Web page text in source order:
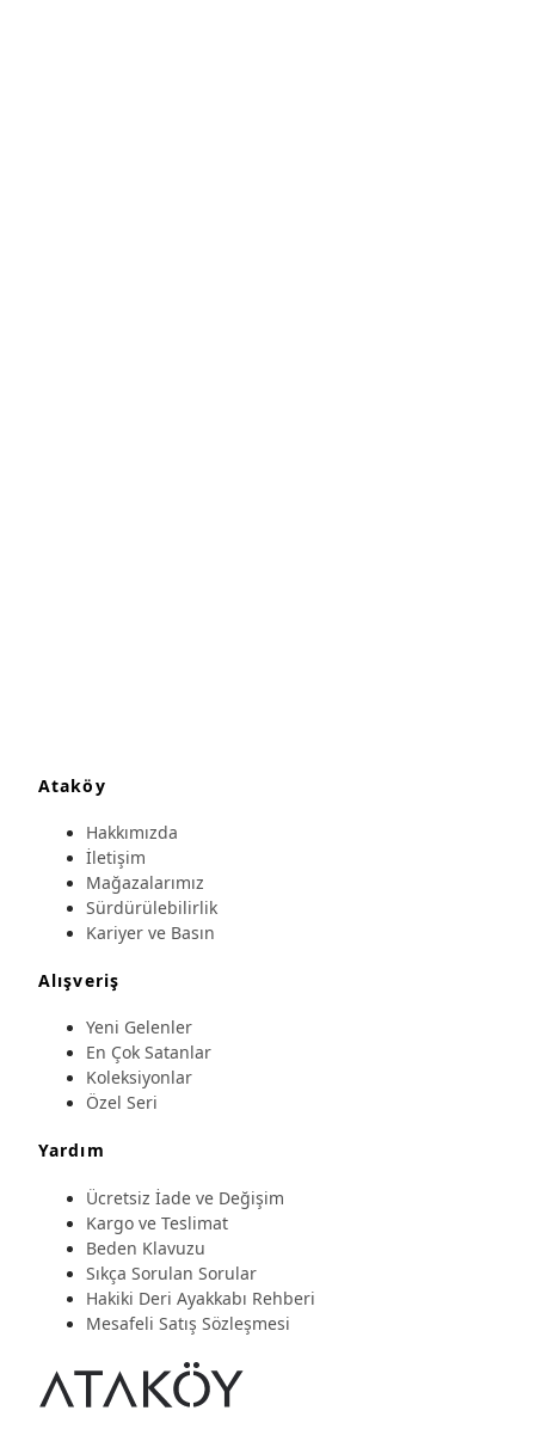
Ataköy
Hakkımızda
İletişim
Mağazalarımız
Sürdürülebilirlik
Kariyer ve Basın
Alışveriş
Yeni Gelenler
En Çok Satanlar
Koleksiyonlar
Özel Seri
Yardım
Ücretsiz İade ve Değişim
Kargo ve Teslimat
Beden Klavuzu
Sıkça Sorulan Sorular
Hakiki Deri Ayakkabı Rehberi
Mesafeli Satış Sözleşmesi